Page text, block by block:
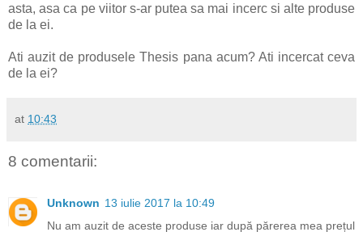
asta, asa ca pe viitor s-ar putea sa mai incerc si alte produse
de la ei.
Ati auzit de produsele Thesis pana acum? Ati incercat ceva
de la ei?
at 10:43
8 comentarii:
Unknown 13 iulie 2017 la 10:49
Nu am auzit de aceste produse iar după părerea mea prețul